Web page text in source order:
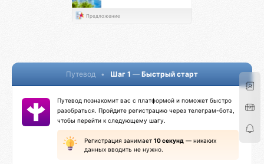
Предложение
Путевод • Шаг 1 — Быстрый старт
Путевод познакомит вас с платформой и поможет быстро
разобраться. Пройдите регистрацию через телеграм-бота,
чтобы перейти к следующему шагу.
Регистрация занимает 10 секунд — никаких
данных вводить не нужно.